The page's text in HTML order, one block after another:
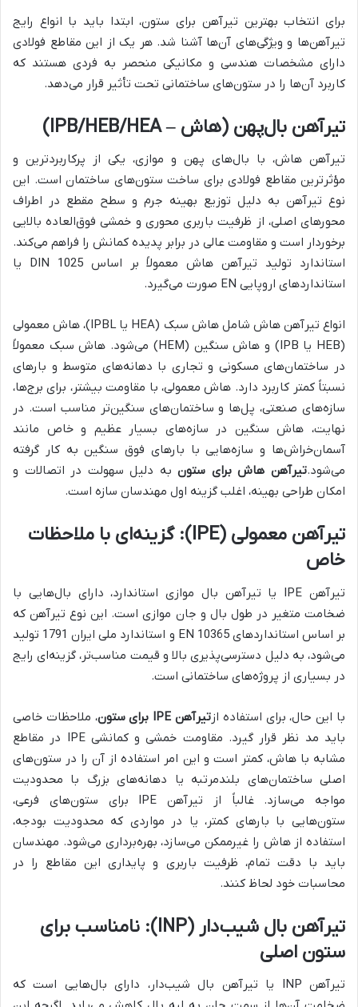
برای انتخاب بهترین تیرآهن برای ستون، ابتدا باید با انواع رایج
تیرآهن‌ها و ویژگی‌های آن‌ها آشنا شد. هر یک از این مقاطع فولادی
دارای مشخصات هندسی و مکانیکی منحصر به فردی هستند که
کاربرد آن‌ها را در ستون‌های ساختمانی تحت تأثیر قرار می‌دهد.
تیرآهن بال‌پهن (هاش – IPB/HEB/HEA)
تیرآهن هاش، با بال‌های پهن و موازی، یکی از پرکاربردترین و
مؤثرترین مقاطع فولادی برای ساخت ستون‌های ساختمان است. این
نوع تیرآهن به دلیل توزیع بهینه جرم و سطح مقطع در اطراف
محورهای اصلی، از ظرفیت باربری محوری و خمشی فوق‌العاده بالایی
برخوردار است و مقاومت عالی در برابر پدیده کمانش را فراهم می‌کند.
استاندارد تولید تیرآهن هاش معمولاً بر اساس DIN 1025 یا
استانداردهای اروپایی EN صورت می‌گیرد.
انواع تیرآهن هاش شامل هاش سبک (HEA یا IPBL)، هاش معمولی
(HEB یا IPB) و هاش سنگین (HEM) می‌شود. هاش سبک معمولاً
در ساختمان‌های مسکونی و تجاری با دهانه‌های متوسط و بارهای
نسبتاً کمتر کاربرد دارد. هاش معمولی، با مقاومت بیشتر، برای برج‌ها،
سازه‌های صنعتی، پل‌ها و ساختمان‌های سنگین‌تر مناسب است. در
نهایت، هاش سنگین در سازه‌های بسیار عظیم و خاص مانند
آسمان‌خراش‌ها و سازه‌هایی با بارهای فوق سنگین به کار گرفته
می‌شود.تیرآهن هاش برای ستون به دلیل سهولت در اتصالات و
امکان طراحی بهینه، اغلب گزینه اول مهندسان سازه است.
تیرآهن معمولی (IPE): گزینه‌ای با ملاحظات
خاص
تیرآهن IPE یا تیرآهن بال موازی استاندارد، دارای بال‌هایی با
ضخامت متغیر در طول بال و جان موازی است. این نوع تیرآهن که
بر اساس استانداردهای EN 10365 و استاندارد ملی ایران 1791 تولید
می‌شود، به دلیل دسترسی‌پذیری بالا و قیمت مناسب‌تر، گزینه‌ای رایج
در بسیاری از پروژه‌های ساختمانی است.
با این حال، برای استفاده ازتیرآهن IPE برای ستون
، ملاحظات خاصی
باید مد نظر قرار گیرد. مقاومت خمشی و کمانشی IPE در مقاطع
مشابه با هاش، کمتر است و این امر استفاده از آن را در ستون‌های
اصلی ساختمان‌های بلندمرتبه یا دهانه‌های بزرگ با محدودیت
مواجه می‌سازد. غالباً از تیرآهن IPE برای ستون‌های فرعی،
ستون‌هایی با بارهای کمتر، یا در مواردی که محدودیت بودجه،
استفاده از هاش را غیرممکن می‌سازد، بهره‌برداری می‌شود. مهندسان
باید با دقت تمام، ظرفیت باربری و پایداری این مقاطع را در
محاسبات خود لحاظ کنند.
تیرآهن بال شیب‌دار (INP): نامناسب برای
ستون اصلی
تیرآهن INP یا تیرآهن بال شیب‌دار، دارای بال‌هایی است که